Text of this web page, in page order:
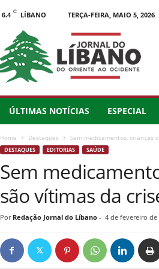
6.4 C LÍBANO TERÇA-FEIRA, MAIO 5, 2026
ÚLTIMAS NOTÍCIAS ESPECIAL
Home Destaques Sem medicamentos, crianças
DESTAQUES EDITORIAS SAÚDE
Sem
são vítimas da
Por Redação Jornal do Líbano- 4 de fevereiro de